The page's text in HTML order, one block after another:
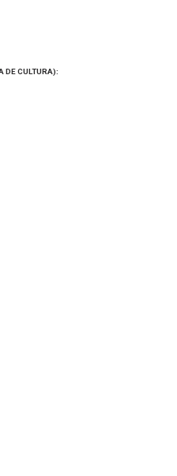
DE CULTURA):